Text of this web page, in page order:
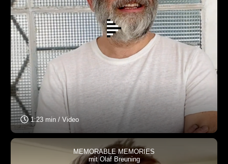
1:23 min / Video
MEMORABLE MEMORIES
mit Olaf Breuning